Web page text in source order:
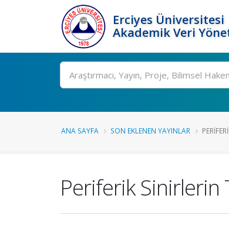
Erciyes Üniversitesi
Akademik Veri
Ara
ANA SAYFA SON EKLENEN YAYINLAR
Periferik